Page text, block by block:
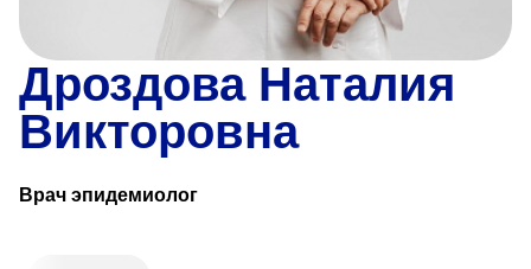
Санаторий-профилакторий
«Парус»
Адрес
399000, г. Липецк, Плехановское лесничество,
Ленинский лесхоз, квартал 67
Понедельник — четверг
08:00–16:45
Дроздова Наталия
Викторовна
Врач эпидемиолог